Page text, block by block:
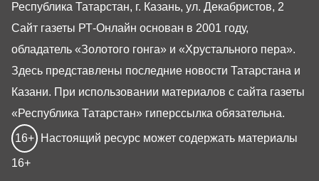
Республика Татарстан, г. Казань, ул. Декабристов, 2
Сайт газеты РТ-Онлайн основан в 2001 году,
обладатель «Золотого гонга» и «Хрустального пера».
Здесь представлены последние новости Татарстана и
Казани. При использовании материалов с сайта газеты
«Республика Татарстан» гиперссылка обязательна.
16+ Настоящий ресурс может содержать материалы
16+